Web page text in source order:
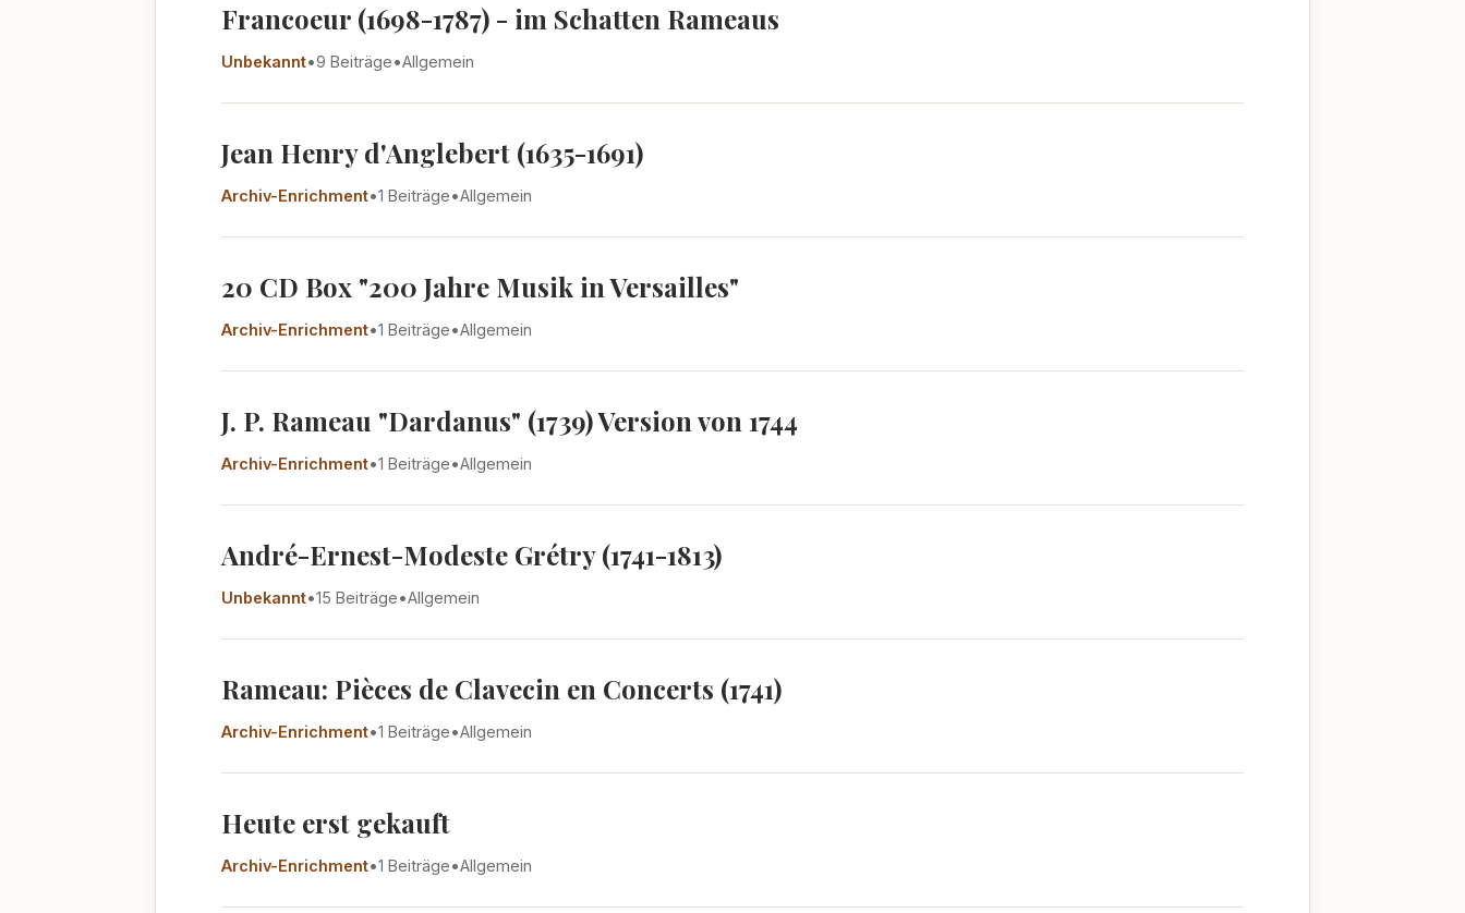
Francoeur (1698-1787) - im Schatten Rameaus
Unbekannt•9 Beiträge•Allgemein
Jean Henry d'Anglebert (1635-1691)
Archiv-Enrichment•1 Beiträge•Allgemein
20 CD Box "200 Jahre Musik in Versailles"
Archiv-Enrichment•1 Beiträge•Allgemein
J. P. Rameau "Dardanus" (1739) Version von 1744
Archiv-Enrichment•1 Beiträge•Allgemein
André-Ernest-Modeste Grétry (1741-1813)
Unbekannt•15 Beiträge•Allgemein
Rameau: Pièces de Clavecin en Concerts (1741)
Archiv-Enrichment•1 Beiträge•Allgemein
Heute erst gekauft
Archiv-Enrichment•1 Beiträge•Allgemein